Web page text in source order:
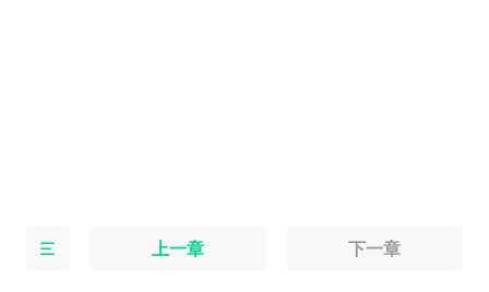
上一章 下一章